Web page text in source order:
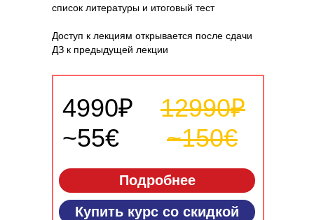
список литературы и итоговый тест
Доступ к лекциям открывается после сдачи
ДЗ к предыдущей лекции
4990₽
Подробнее
Купить курс со скидкой
12990₽
~150€
~55€